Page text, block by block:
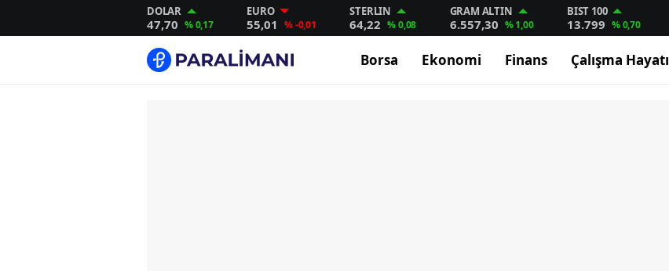
DOLAR
47,70 % 0,17
EURO
55,01 % -0,01
STERLIN
64,22 % 0,08
GRAM ALTIN
6.557,30 % 1,00
BIST 100
13.799 % 0,70
Borsa Ekonomi Finans Çalışma Hayatı